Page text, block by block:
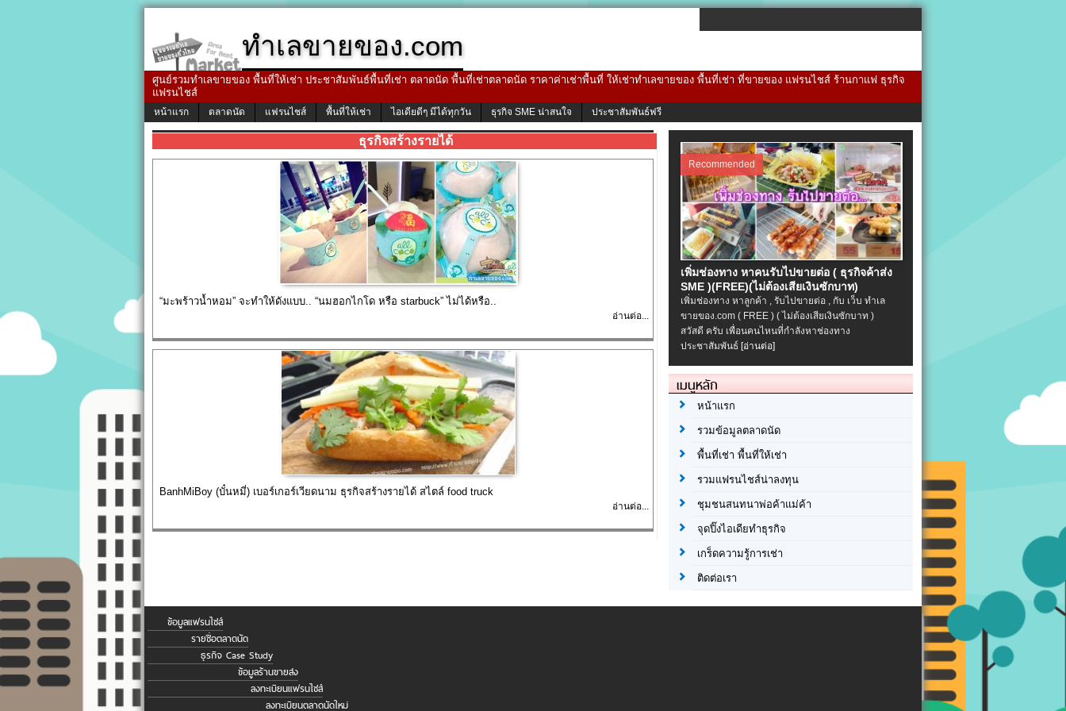
ทำเลขายของ.com
ศูนย์รวมทำเลขายของ พื้นที่ให้เช่า ประชาสัมพันธ์พื้นที่เช่า ตลาดนัด พื้นที่เช่าตลาดนัด ราคาค่าเช่าพื้นที่ ให้เช่าทำเลขายของ พื้นที่เช่า ที่ขายของ แฟรนไชส์ ร้านกาแฟ ธุรกิจ
แฟรนไชส์
หน้าแรก ตลาดนัด แฟรนไชส์ พื้นที่ให้เช่า ไอเดียดีๆ มีได้ทุกวัน ธุรกิจ SME น่าสนใจ ประชาสัมพันธ์ฟรี
ธุรกิจสร้างรายได้
“มะพร้าวน้ำหอม” จะทำให้ดังแบบ.. “นมฮอกไกโด หรือ starbuck” ไม่ได้หรือ..
อ่านต่อ...
BanhMiBoy (บั๋นหมี่) เบอร์เกอร์เวียดนาม ธุรกิจสร้างรายได้ สไตล์ food truck
อ่านต่อ...
Recommended
เพิ่มช่องทาง หาคนรับไปขายต่อ ( ธุรกิจค้าส่ง
SME )(FREE)(ไม่ต้องเสียเงินซักบาท)
เพิ่มช่องทาง หาลูกค้า , รับไปขายต่อ , กับ เว็บ ทำเล
ขายของ.com ( FREE ) ( ไม่ต้องเสียเงินซักบาท )
สวัสดี ครับ เพื่อนคนไหนที่กำลังหาช่องทาง
ประชาสัมพันธ์ [อ่านต่อ]
เมนูหลัก
หน้าแรก
รวมข้อมูลตลาดนัด
พื้นที่เช่า พื้นที่ให้เช่า
รวมแฟรนไชส์น่าลงทุน
ชุมชนสนทนาพ่อค้าแม่ค้า
จุดปิ๊งไอเดียทำธุรกิจ
เกร็ดความรู้การเช่า
ติดต่อเรา
ข้อมูลแฟรนไชส์
รายชื่อตลาดนัด
ธุรกิจ Case Study
ข้อมูลร้านขายส่ง
ลงทะเบียนแฟรนไชส์
ลงทะเบียนตลาดนัดใหม่